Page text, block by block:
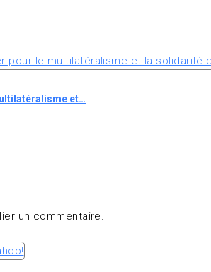
et…
un commentaire.